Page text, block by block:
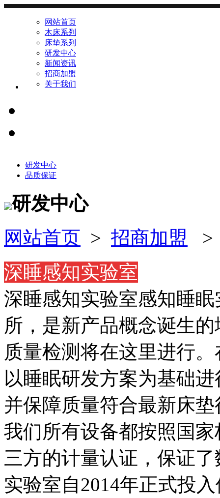
网站首页
木床系列
床垫系列
研发中心
新闻资讯
招商加盟
关于我们
研发中心
品质保证
研发中心
网站首页 > 招商加盟
深睡感知实验室
深睡感知实验室感知睡
所，是新产品概念诞生
质量检测将在这里进行
以睡眠研发方案为基础
并保障质量符合最新床
我们所有设备都按照国
三方的计量认证，保证
实验室自2014年正式投